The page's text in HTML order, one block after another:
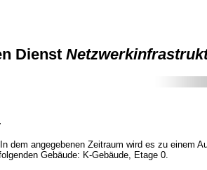
Dienst
dem angegebenen Zeitraum wird es zu einem
Gebäude: K-Gebäude, Etage 0.